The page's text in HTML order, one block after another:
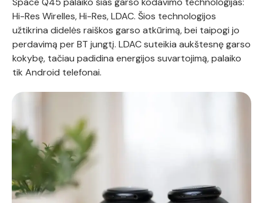
Hi-Res Wirelles, Hi-Res, LDAC. Šios technologijos
užtikrina didelės raiškos garso atkūrimą, bei taipogi jo
perdavimą per BT jungtį. LDAC suteikia aukštesnę garso
kokybę, tačiau padidina energijos suvartojimą, palaiko
tik Android telefonai.